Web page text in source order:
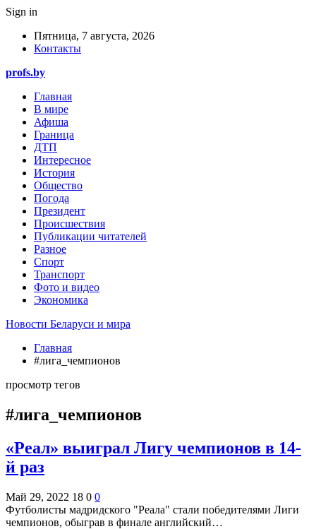
Sign in
Пятница, 7 августа, 2026
Контакты
profs.by
Главная
В мире
Афиша
Граница
ДТП
Интересное
История
Общество
Погода
Президент
Происшествия
Публикации читателей
Разное
Спорт
Транспорт
Фото и видео
Экономика
Новости Беларуси и мира
Главная
#лига_чемпионов
просмотр тегов
#лига_чемпионов
«Реал» выиграл Лигу чемпионов в 14-
й раз
Май 29, 2022 18 0 0
Футболисты мадридского "Реала" стали победителями Лиги
чемпионов, обыграв в финале английский…